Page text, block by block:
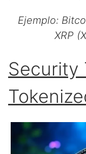
Ejemplo:
XRP
Security